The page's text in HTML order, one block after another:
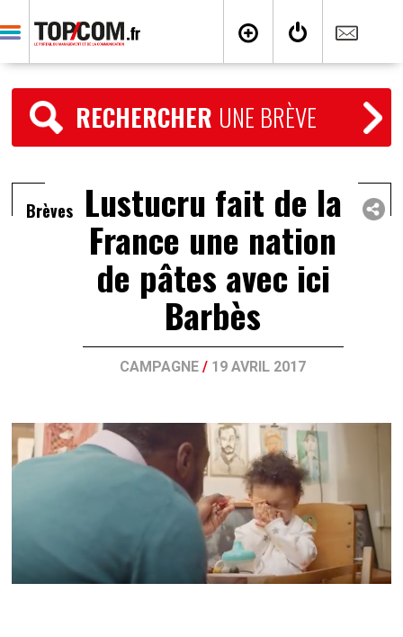
RECHERCHER UNE BRÈVE
Brèves Lustucru fait de la
France une nation
de pâtes avec ici
Barbès
CAMPAGNE / 19 AVRIL 2017